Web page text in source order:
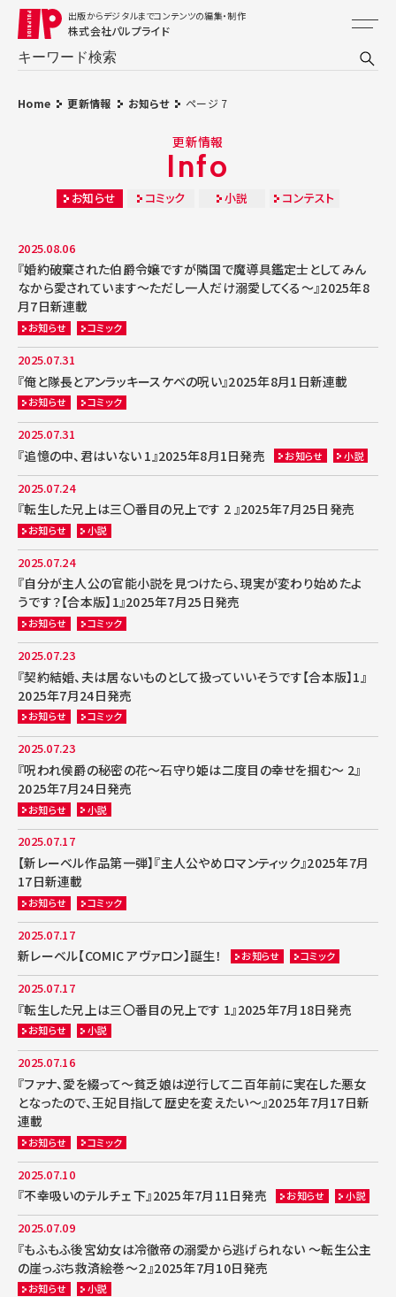
出版からデジタルまでコンテンツの編集・制作
株式会社パルプライド
Home 更新情報 お知らせ ページ 7
更新情報
Info
お知らせ コミック 小説 コンテスト
2025.08.06
『婚約破棄された伯爵令嬢ですが隣国で魔導具鑑定士としてみん
なから愛されています～ただし一人だけ溺愛してくる～』2025年8
月7日新連載
お知らせ コミック
2025.07.31
『俺と隊長とアンラッキースケベの呪い』2025年8月1日新連載
お知らせ コミック
2025.07.31
『追憶の中、君はいない 1』2025年8月1日発売 お知らせ 小説
2025.07.24
『転生した兄上は三〇番目の兄上です 2 』2025年7月25日発売
お知らせ 小説
2025.07.24
『自分が主人公の官能小説を見つけたら、現実が変わり始めたよ
うです？【合本版】1』2025年7月25日発売
お知らせ コミック
2025.07.23
『契約結婚、夫は居ないものとして扱っていいそうです【合本版】1』
2025年7月24日発売
お知らせ コミック
2025.07.23
『呪われ侯爵の秘密の花～石守り姫は二度目の幸せを掴む～ 2』
2025年7月24日発売
お知らせ 小説
2025.07.17
【新レーベル作品第一弾】『主人公やめロマンティック』2025年7月
17日新連載
お知らせ コミック
2025.07.17
新レーベル【COMIC アヴァロン】誕生！ お知らせ コミック
2025.07.17
『転生した兄上は三〇番目の兄上です 1』2025年7月18日発売
お知らせ 小説
2025.07.16
『ファナ、愛を綴って～貧乏娘は逆行して二百年前に実在した悪女
となったので、王妃目指して歴史を変えたい～』2025年7月17日新
連載
お知らせ コミック
2025.07.10
『不幸吸いのテルチェ 下』2025年7月11日発売 お知らせ 小説
2025.07.09
『もふもふ後宮幼女は冷徹帝の溺愛から逃げられない ～転生公主
の崖っぷち救済絵巻～２』2025年7月10日発売
お知らせ 小説